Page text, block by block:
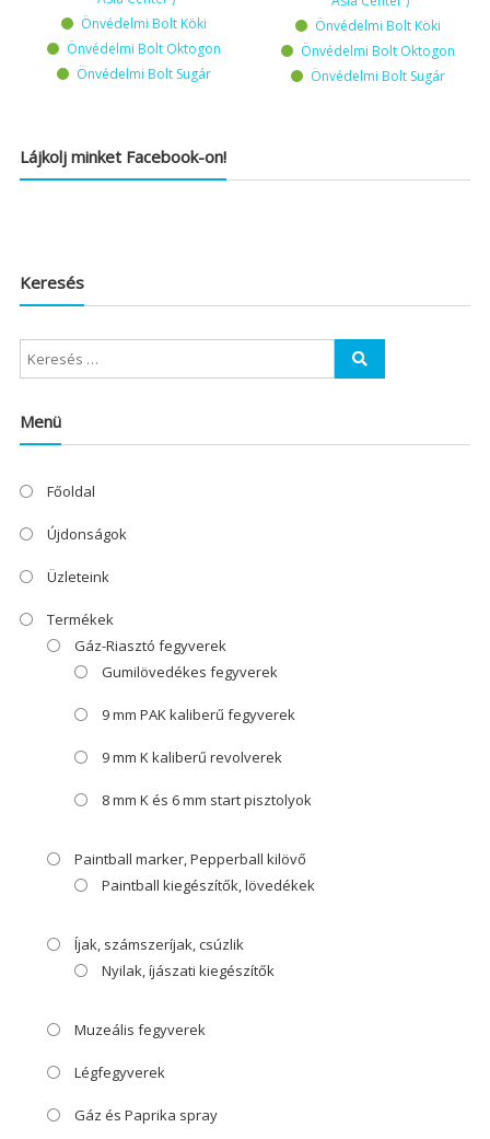
Önvédelmi Bolt Köki
Önvédelmi Bolt Oktogon
Önvédelmi Bolt Sugár
Önvédelmi Bolt Köki
Önvédelmi Bolt Oktogon
Önvédelmi Bolt Sugár
Lájkolj minket Facebook-on!
Keresés
Menü
Főoldal
Újdonságok
Üzleteink
Termékek
Gáz-Riasztó fegyverek
Gumilövedékes fegyverek
9 mm PAK kaliberű fegyverek
9 mm K kaliberű revolverek
8 mm K és 6 mm start pisztolyok
Paintball marker, Pepperball kilövő
Paintball kiegészítők, lövedékek
Íjak, számszeríjak, csúzlik
Nyilak, íjászati kiegészítők
Muzeális fegyverek
Légfegyverek
Gáz és Paprika spray